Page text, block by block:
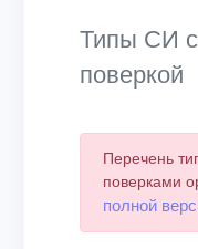
Типы СИ с
поверкой
Перечень
поверками
полной